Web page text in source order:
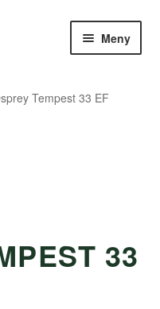
Meny
Tempest 33 EF
33